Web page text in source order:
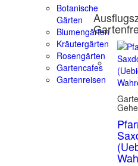
Botanische
Gärten
Blumengärten
Kräutergärten
Rosengärten
Gartencafes
Gartenreisen